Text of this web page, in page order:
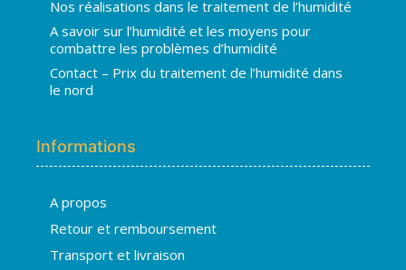
Nos réalisations dans le traitement de l’humidité
A savoir sur l’humidité et les moyens pour
combattre les problèmes d’humidité
Contact – Prix du traitement de l’humidité dans
le nord
Informations
A propos
Retour et remboursement
Transport et livraison
En ligne · répond en quelques secondes